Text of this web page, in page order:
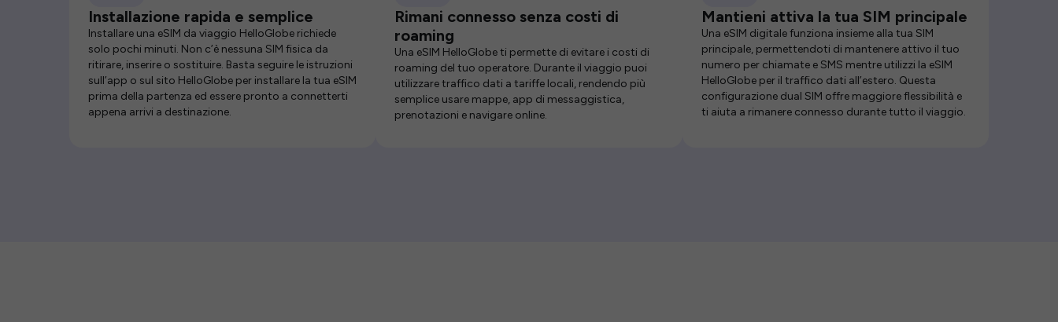
Installazione rapida e semplice
Installare una eSIM da viaggio HelloGlobe richiede
solo pochi minuti. Non c’è nessuna SIM fisica da
ritirare, inserire o sostituire. Basta seguire le istruzioni
sull’app o sul sito HelloGlobe per installare la tua eSIM
prima della partenza ed essere pronto a connetterti
appena arrivi a destinazione.
Rimani connesso senza costi di
roaming
Una eSIM HelloGlobe ti permette di evitare i costi di
roaming del tuo operatore. Durante il viaggio puoi
utilizzare traffico dati a tariffe locali, rendendo più
semplice usare mappe, app di messaggistica,
prenotazioni e navigare online.
Mantieni attiva la tua SIM principale
Una eSIM digitale funziona insieme alla tua SIM
principale, permettendoti di mantenere attivo il tuo
numero per chiamate e SMS mentre utilizzi la eSIM
HelloGlobe per il traffico dati all’estero. Questa
configurazione dual SIM offre maggiore flessibilità e
ti aiuta a rimanere connesso durante tutto il viaggio.